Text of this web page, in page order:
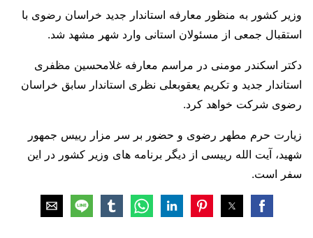
وزیر کشور به منظور معارفه استاندار جدید خراسان رضوی با
استقبال جمعی از مسئولان استانی وارد شهر مشهد شد.
دکتر اسکندر مومنی در مراسم معارفه غلامحسین مظفری
استاندار جدید و تکریم یعقوبعلی نظری استاندار سابق خراسان
رضوی شرکت خواهد کرد.
زیارت حرم مطهر رضوی و حضور بر سر مزار رییس جمهور
شهید، آیت الله رییسی از دیگر برنامه های وزیر کشور در این
سفر است.